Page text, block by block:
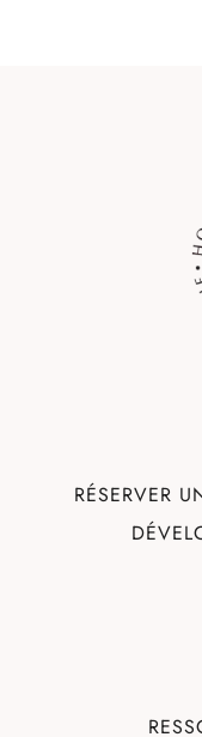
RÉSERVER